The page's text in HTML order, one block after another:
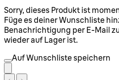
Sorry, dieses Produkt ist
Füge es deiner Wunschliste
Benachrichtigung per E-Mail
wieder auf Lager ist.
Auf Wunschliste speichern